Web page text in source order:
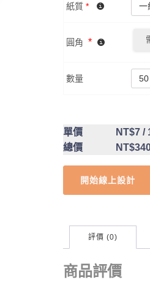
紙質 *
圓角 *
數量
單價 NT$7 /
總價
開始線上設計
評價 (0)
商品評價